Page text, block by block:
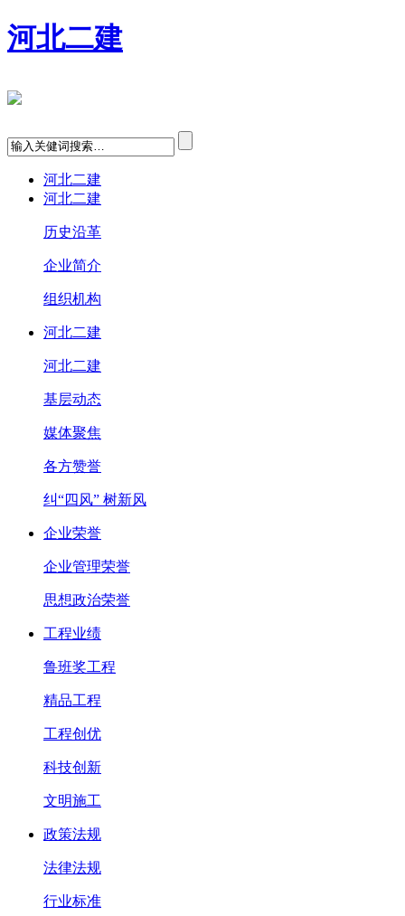
河北二建
河北二建
河北二建
历史沿革
企业简介
组织机构
河北二建
河北二建
基层动态
媒体聚焦
各方赞誉
纠“四风” 树新风
企业荣誉
企业管理荣誉
思想政治荣誉
工程业绩
鲁班奖工程
精品工程
工程创优
科技创新
文明施工
政策法规
法律法规
行业标准